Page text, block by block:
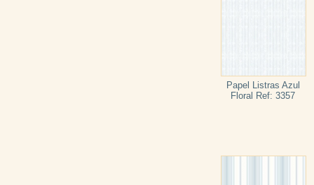
Papel Listras Azul
Floral Ref: 3357